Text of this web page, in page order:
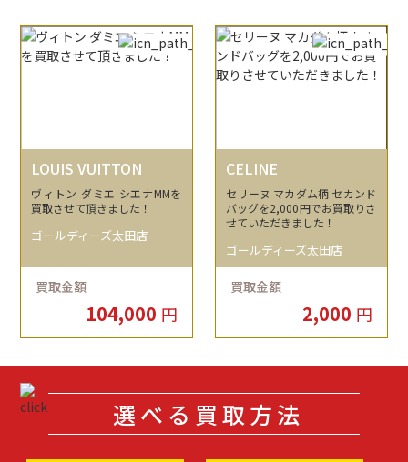
LOUIS VUITTON
ヴィトン ダミエ シエナMMを
買取させて頂きました！
ゴールディーズ太田店
買取金額
104,000 円
CELINE
セリーヌ マカダム柄 セカンド
バッグを2,000円でお買取りさ
せていただきました！
ゴールディーズ太田店
買取金額
2,000 円
選べる買取方法